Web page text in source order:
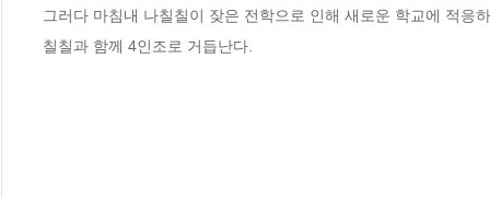
그러다 마침내 나칠칠이 잦은 전학으로 인해 새로운 학교에 적
칠칠과 함께 4인조로 거듭난다.